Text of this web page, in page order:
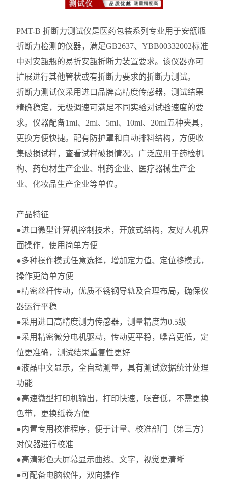
PMT-B 折断力测试仪是医药包装系列专业用于安瓿瓶
折断力检测的仪器，满足GB2637、YBB00332002标准
中对安瓿瓶的易折安瓿折断力装置要求。该仪器亦可
扩展进行其他管状或有折断力要求的折断力测试。
折断力测试仪采用进口品牌高精度传感器，测试结果
精确稳定，无极调速可满足不同实验对试验速度的要
求。仪器配备1ml、2ml、5ml、10ml、20ml五种夹具，
更换方便快捷。配有防护罩和自动排料结构，方便收
集破损试样，查看试样破损情况。广泛应用于药检机
构、药包材生产企业、制药企业、医疗器械生产企
业、化妆品生产企业等单位。
产品特征
●进口微型计算机控制技术，开放式结构，友好人机界
面操作，使用简单方便
●多种操作模式任意选择，增加定力值、定位移模式，
操作更简单方便
●精密丝杆传动，优质不锈钢导轨及合理布局，确保仪
器运行平稳
●采用进口高精度测力传感器，测量精度为0.5级
●采用精密微分电机驱动，传动更平稳，噪音更低，定
位更准确，测试结果重复性更好
●液晶中文显示，全自动测量，具有测试数据统计处理
功能
●高速微型打印机输出，打印快速，噪音低，不需更换
色带，更换纸卷方便
●内置专用校准程序，便于计量、校准部门（第三方）
对仪器进行校准
●高清彩色大屏幕显示曲线、文字，视觉更清晰
●可配备电脑软件，双向操作